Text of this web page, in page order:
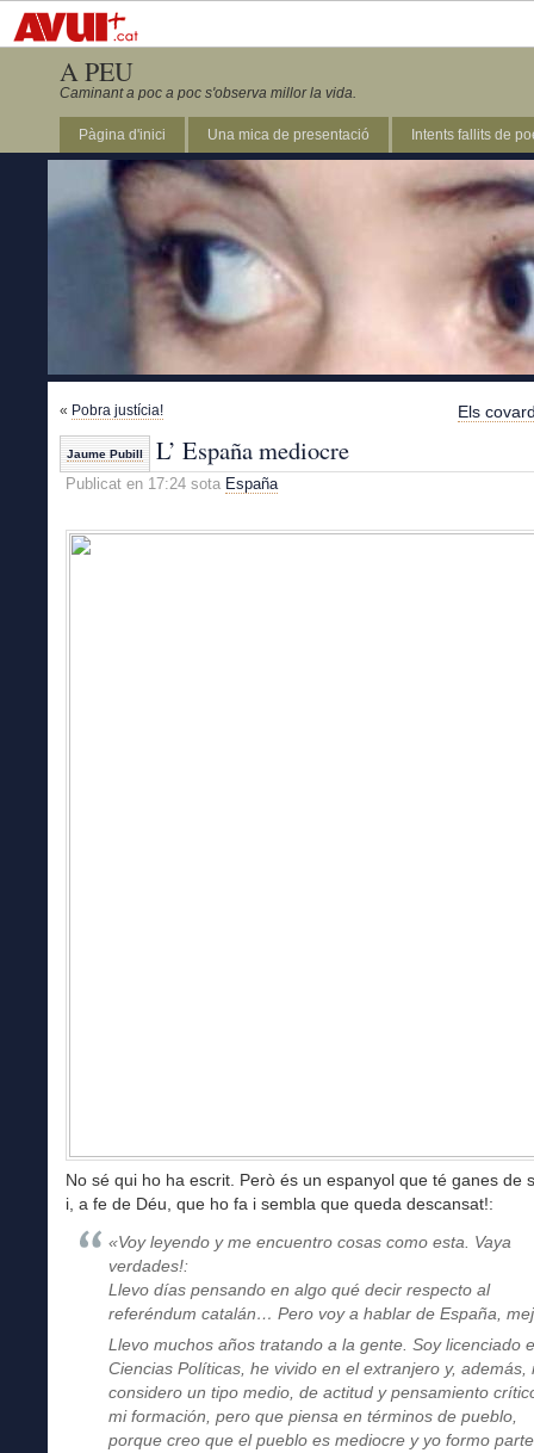
A PEU
Caminant a poc a poc s'observa millor la vida.
Pàgina d'inici Una mica de presentació Intents fallits de
« Pobra justícia! Els
Jaume Pubill L’ España mediocre
Publicat en 17:24 sota España
No sé qui ho ha escrit. Però és un espanyol que té ganes de
i, a fe de Déu, que ho fa i sembla que queda descansat!:
«Voy leyendo y me encuentro cosas como esta. Vaya
verdades!:
Llevo días pensando en algo qué decir respecto al
referéndum catalán… Pero voy a hablar de España,
Llevo muchos años tratando a la gente. Soy licenciado
Ciencias Políticas, he vivido en el extranjero y, además,
considero un tipo medio, de actitud y pensamiento
mi formación, pero que piensa en términos de pueblo,
porque creo que el pueblo es mediocre y yo formo